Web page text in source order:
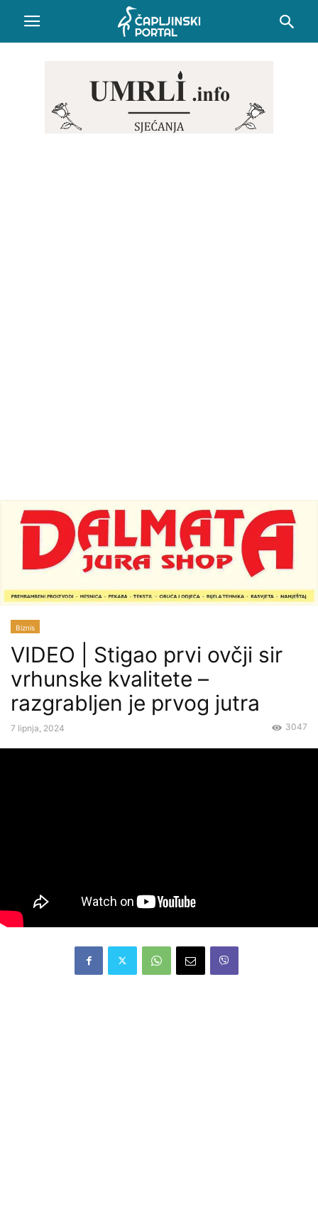
Biznis
VIDEO | Stigao prvi ovčji sir
vrhunske kvalitete –
razgrabljen je prvog jutra
7 lipnja, 2024 3047